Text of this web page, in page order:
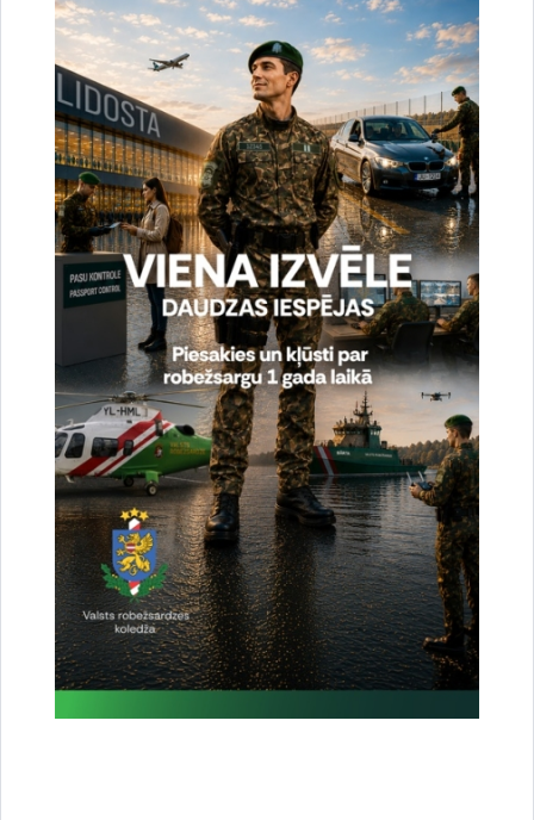
uzlabotu vietnes darbību un
pakalpojumus)
Reģistrē unikālu ID, kas tiek izmantots
statistisko datu iegūšanai par to, kā
apmeklētājs izmanto vietni.
2 gadi
_gat
Statistikas sīkdatnes (nepieciešamas, lai
uzlabotu vietnes darbību un
pakalpojumus)
Izmanto Google Analytics, lai samazinātu
pieprasījuma līmeni.
1 minūte
_gid
Statistikas sīkdatnes (nepieciešamas, lai
uzlabotu vietnes darbību un
pakalpojumus)